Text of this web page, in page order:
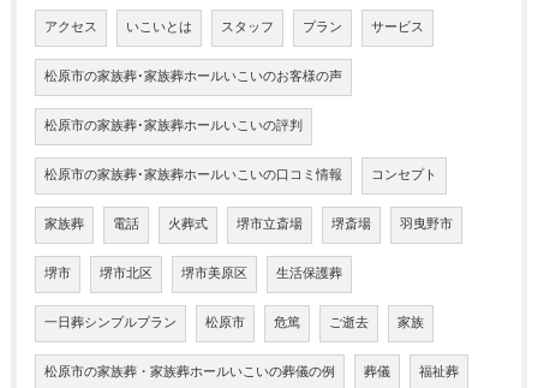
アクセス いこいとは スタッフ プラン サービス
松原市の家族葬･家族葬ホールいこいのお客様の声
松原市の家族葬･家族葬ホールいこいの評判
松原市の家族葬･家族葬ホールいこいの口コミ情報 コンセプト
家族葬 電話 火葬式 堺市立斎場 堺斎場 羽曳野市
堺市 堺市北区 堺市美原区 生活保護葬
一日葬シンプルプラン 松原市 危篤 ご逝去 家族
松原市の家族葬・家族葬ホールいこいの葬儀の例 葬儀 福祉葬